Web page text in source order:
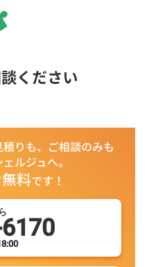
ください
積りも、ご相談のみも
ルジュへ。
無料です！